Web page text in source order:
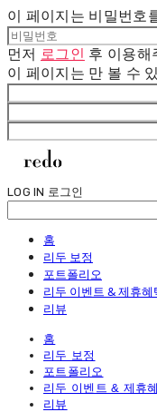
이 페이지는 비밀번호
먼저 로그인 후 이용해
이 페이지는 만 볼 수
LOG IN 로그인
홈
리두 보정
포트폴리오
리두 이벤트 & 제휴혜
리뷰
홈
리두 보정
포트폴리오
리두 이벤트 & 제휴
리뷰